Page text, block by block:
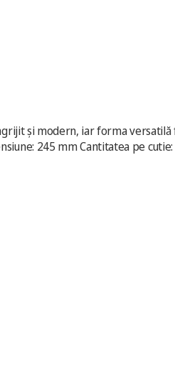
și modern, iar forma
245 mm Cantitatea pe